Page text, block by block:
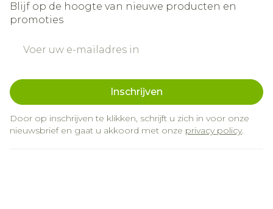
Blijf op de hoogte van nieuwe producten en
promoties
Inschrijven
Door op inschrijven te klikken, schrijft u zich in voor onze
nieuwsbrief en gaat u akkoord met onze privacy policy.